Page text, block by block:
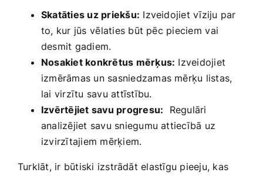
Skatāties uz priekšu: Izveidojiet vīziju‍ par
to, kur jūs⁤ vēlaties būt pēc pieciem⁢ vai‌
desmit gadiem.
Nosakiet konkrētus mērķus: Izveidojiet
izmērāmas un sasniedzamas mērķu listas,
lai virzītu savu attīstību.
Izvērtējiet savu progresu: ‌ Regulāri
analizējiet savu sniegumu attiecībā ⁣uz​
izvirzītajiem mērķiem.
Turklāt, ir būtiski izstrādāt elastīgu pieeju, kas